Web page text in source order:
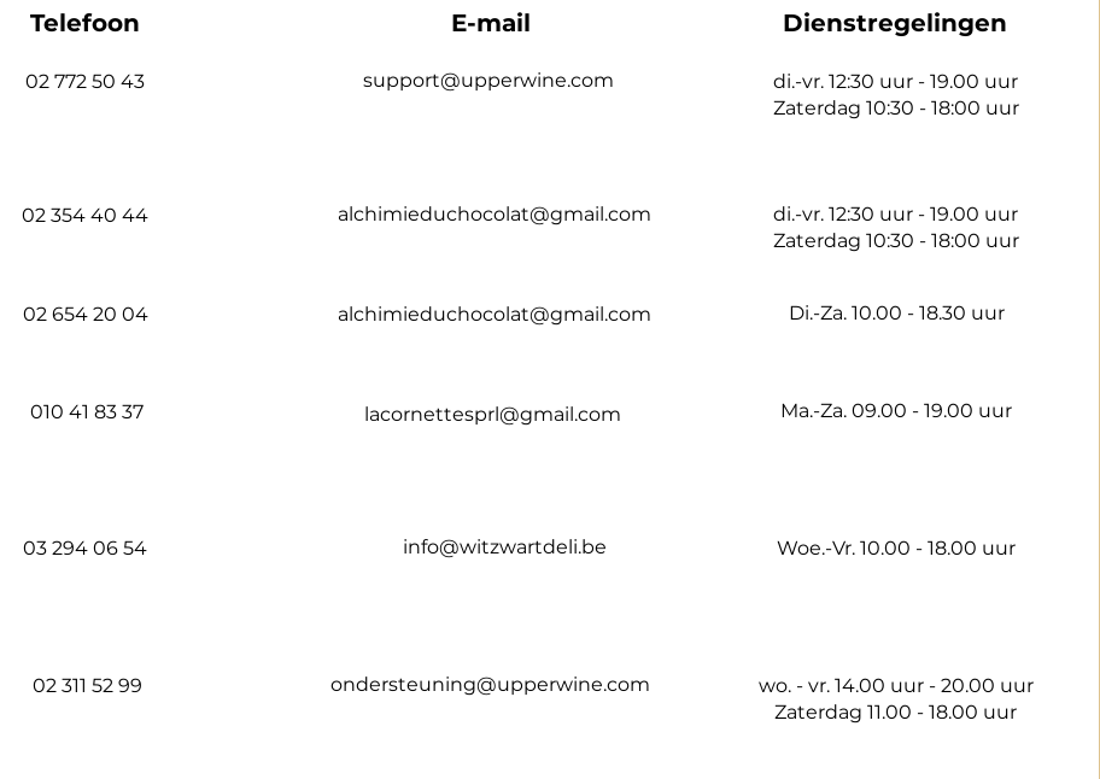
Telefoon
02 772 50 43
02 354 40 44
02 654 20 04​
010 41 83 37
03 294 06 54
02 311 52 99
E-mail
support@upperwine.com
alchimieduchocolat@gmail.com
alchimieduchocolat@gmail.com
lacornettesprl@gmail.com
info@witzwartdeli.be
ondersteuning@upperwine.com
Dienstregelingen
di.-vr. 12:30 uur - 19.00 uur
Zaterdag 10:30 - 18:00 uur
di.-vr. 12:30 uur - 19.00 uur
Zaterdag 10:30 - 18:00 uur
Di.-Za. 10.00 - 18.30 uur
Ma.-Za. 09.00 - 19.00 uur
Woe.-Vr. 10.00 - 18.00 uur
wo. - vr. 14.00 uur - 20.00 uur
Zaterdag 11.00 - 18.00 uur